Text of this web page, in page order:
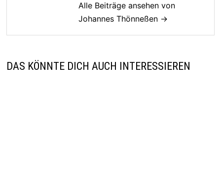
Alle Beiträge ansehen von
Johannes Thönneßen →
DAS KÖNNTE DICH AUCH INTERESSIEREN